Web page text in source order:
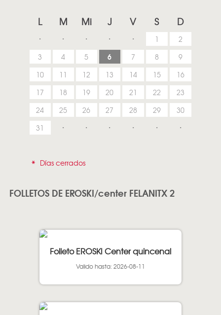
L M Mi J V S D
1
2
3
4 5 6 7 8
9
10
11 12 13 14 15
16
17
18 19 20 21 22
23
24
25 26 27 28 29
30
31
* Días cerrados
FOLLETOS DE EROSKI/center FELANITX 2
Folleto EROSKI Center quincenal
Valido hasta: 2026-08-11